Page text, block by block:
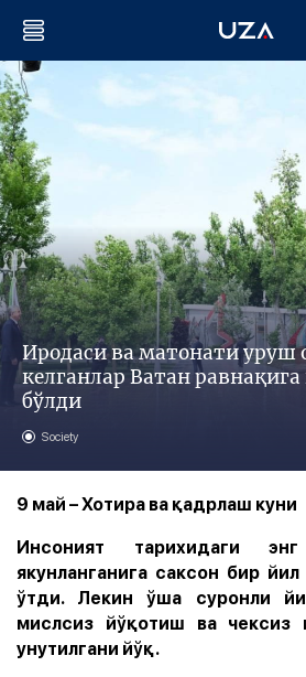
Иродаси ва матонати уруш
келганлар Ватан
бўлди
Society
9 май – Хотира ва қадрлаш куни
Инсоният тарихидаги
якунланганига саксон бир
ўтди. Лекин ўша суронли
мислсиз йўқотиш ва чексиз
унутилгани йўқ.